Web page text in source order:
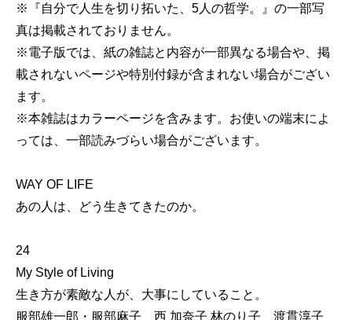
※『自分で人生を切り拓いた、5人の哲学。』の一部写
真は掲載されておりません。
※電子版では、紙の雑誌と内容が一部異なる場合や、掲
載されないページや特別付録が含まれない場合がござい
ます。
※本雑誌はカラーページを含みます。お使いの端末によ
っては、一部読みづらい場合がございます。
WAY OF LIFE
あの人は、どう生きてきたのか。
24
My Style of Living
生き方が素敵な人が、大事にしていること。
服部雄一郎・服部麻子 西 加奈子 林のり子 渡貫淳子